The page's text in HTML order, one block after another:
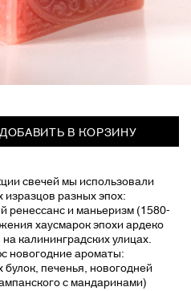
ДОБАВИТЬ В КОРЗИНУ
свечей мы использовали
разных эпох:
ренессанс и маньеризм (1580-
хаусмарок эпохи ардеко
калининградских улицах.
новогодние ароматы:
печенья, новогодней
с мандаринами)